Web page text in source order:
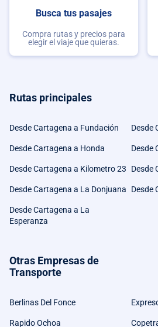
Busca tus pasajes
Compra rutas y precios para
elegir el viaje que quieras.
Rutas principales
Desde Cartagena a Fundación Desde
Desde Cartagena a Honda Desde
Desde Cartagena a Kilometro 23 Desde
Desde Cartagena a La Donjuana Desde
Desde Cartagena a La
Esperanza
Otras Empresas de
Transporte
Berlinas Del Fonce
Rapido Ochoa